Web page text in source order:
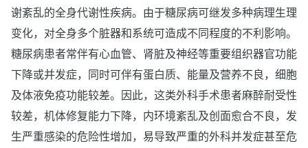
谢紊乱的全身代谢性疾病。由于糖尿病可继发多种病理生理
变化，对全身多个脏器和系统可造成不同程度的不利影响。
糖尿病患者常伴有心血管、肾脏及神经等重要组织器官功能
下降或并发症，同时可伴有蛋白质、能量及营养不良，细胞
及体液免疫功能较差。因此，这类外科手术患者麻醉耐受性
较差，机体修复能力下降，内环境紊乱及创面愈合不良，发
生严重感染的危险性增加，易导致严重的外科并发症甚至危